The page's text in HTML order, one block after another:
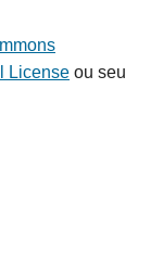
Licenseou seu